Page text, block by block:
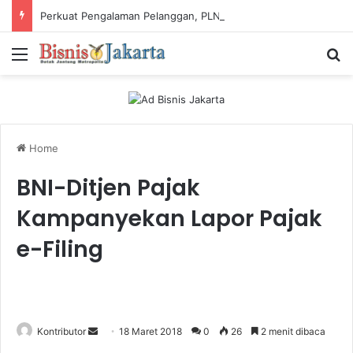
Menu
Home
BNI-Ditjen Pajak
Kampanyekan Lapor Pajak
e-Filing
Kontributor 18 Maret 2018 0 26 2 menit dibaca